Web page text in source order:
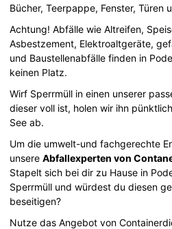
Bücher, Teerpappe, Fenster, Türen
Achtung! Abfälle wie Altreifen,
Asbestzement, Elektroaltgeräte,
und Baustellenabfälle finden in
keinen Platz.
Wirf Sperrmüll in einen unserer
dieser voll ist, holen wir ihn
See ab.
Um die umwelt-und fachgerechte
unsereAbfallexperten von
Stapelt sich bei dir zu Hause in
Sperrmüll und würdest du diesen
beseitigen?
Nutze das Angebot von